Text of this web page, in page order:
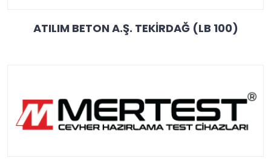
ATILIM BETON A.Ş. TEKİRDAĞ (LB 100)